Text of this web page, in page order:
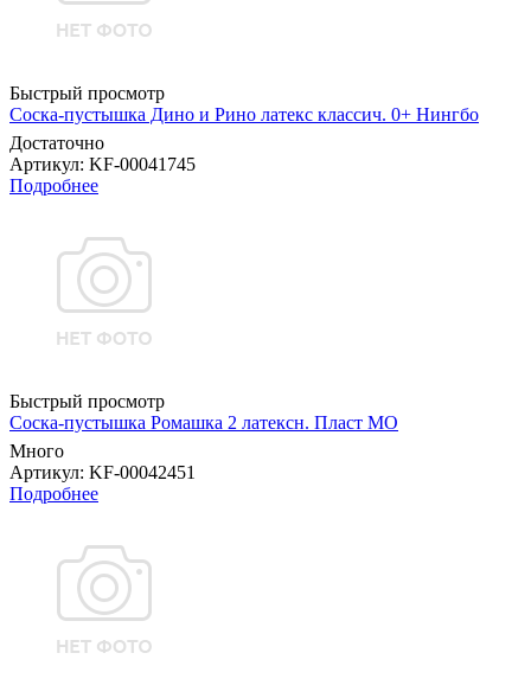
Быстрый просмотр
Соска-пустышка Дино и Рино латекс классич. 0+ Нингбо
Достаточно
Артикул: KF-00041745
Подробнее
Быстрый просмотр
Соска-пустышка Ромашка 2 латексн. Пласт МО
Много
Артикул: KF-00042451
Подробнее